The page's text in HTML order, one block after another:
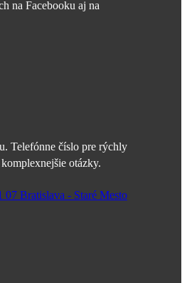
na Facebooku aj na
Telefónne číslo pre rýchly
otázky.
Bratislava - Staré Mesto